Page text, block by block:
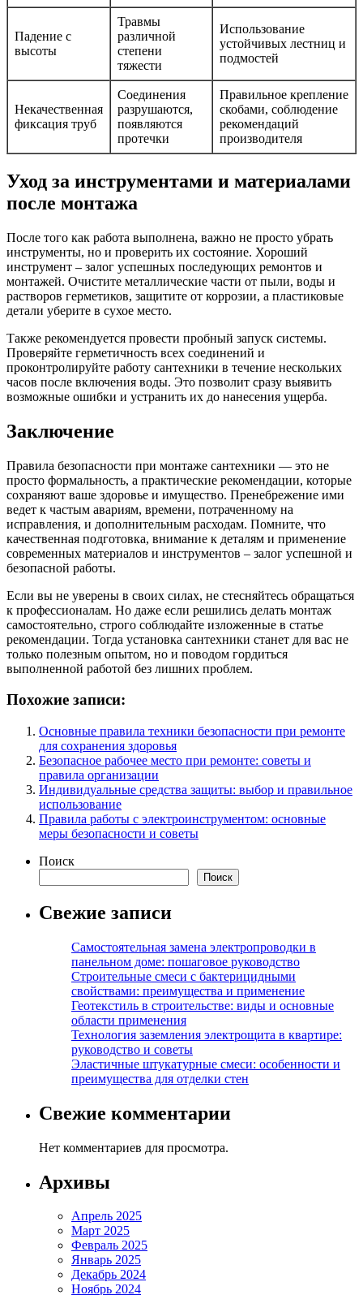
Падение с
высоты
Травмы
различной
степени
тяжести
Использование
устойчивых лестниц и
подмостей
Некачественная
фиксация труб
Соединения
разрушаются,
появляются
протечки
Правильное крепление
скобами, соблюдение
рекомендаций
производителя
Уход за инструментами и материалами
после монтажа
После того как работа выполнена, важно не просто убрать
инструменты, но и проверить их состояние. Хороший
инструмент – залог успешных последующих ремонтов и
монтажей. Очистите металлические части от пыли, воды и
растворов герметиков, защитите от коррозии, а пластиковые
детали уберите в сухое место.
Также рекомендуется провести пробный запуск системы.
Проверяйте герметичность всех соединений и
проконтролируйте работу сантехники в течение нескольких
часов после включения воды. Это позволит сразу выявить
возможные ошибки и устранить их до нанесения ущерба.
Заключение
Правила безопасности при монтаже сантехники — это не
просто формальность, а практические рекомендации, которые
сохраняют ваше здоровье и имущество. Пренебрежение ими
ведет к частым авариям, времени, потраченному на
исправления, и дополнительным расходам. Помните, что
качественная подготовка, внимание к деталям и применение
современных материалов и инструментов – залог успешной и
безопасной работы.
Если вы не уверены в своих силах, не стесняйтесь обращаться
к профессионалам. Но даже если решились делать монтаж
самостоятельно, строго соблюдайте изложенные в статье
рекомендации. Тогда установка сантехники станет для вас не
только полезным опытом, но и поводом гордиться
выполненной работой без лишних проблем.
Похожие записи:
Основные правила техники безопасности при ремонте
для сохранения здоровья
Безопасное рабочее место при ремонте: советы и
правила организации
Индивидуальные средства защиты: выбор и правильное
использование
Правила работы с электроинструментом: основные
меры безопасности и советы
Поиск
Поиск
Свежие записи
Самостоятельная замена электропроводки в
панельном доме: пошаговое руководство
Строительные смеси с бактерицидными
свойствами: преимущества и применение
Геотекстиль в строительстве: виды и основные
области применения
Технология заземления электрощита в квартире:
руководство и советы
Эластичные штукатурные смеси: особенности и
преимущества для отделки стен
Свежие комментарии
Нет комментариев для просмотра.
Архивы
Апрель 2025
Март 2025
Февраль 2025
Январь 2025
Декабрь 2024
Ноябрь 2024